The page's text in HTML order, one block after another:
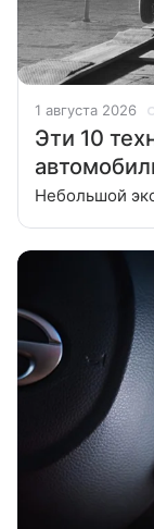
1 августа 2026
Эти 10
Небольшой